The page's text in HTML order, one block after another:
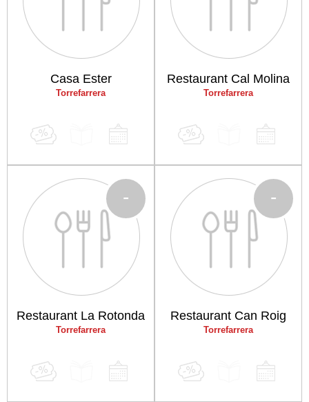
Casa Ester
Torrefarrera
Restaurant Cal Molina
Torrefarrera
Restaurant La Rotonda
Torrefarrera
-
Restaurant Can Roig
Torrefarrera
-